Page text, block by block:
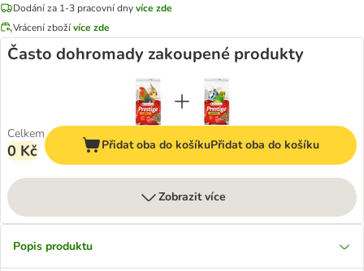
Dodání za 1-3 pracovní dnyvíce zde
Vrácení zbožívíce zde
Často dohromady zakoupené produkty
Celkem
0 Kč Přidat oba do košíkuPřidat oba do košíku
Zobrazit více
Popis produktu